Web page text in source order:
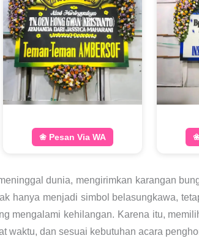
❀ Pesan Via WA
dunia, mengirimkan karangan
hanya menjadi simbol belasungkawa,
mengalami kehilangan. Karena itu,
waktu, dan sesuai kebutuhan acara